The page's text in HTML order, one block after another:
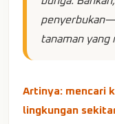
tanaman yang
Artinya: mencari
lingkungan